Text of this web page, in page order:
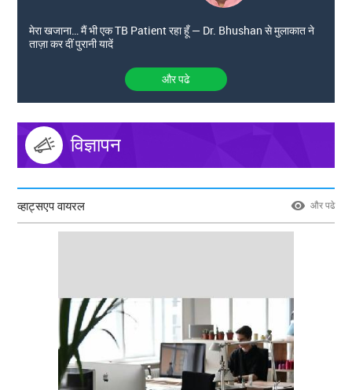
मेरा खजाना… मैं भी एक TB Patient रहा हूँ — Dr. Bhushan से मुलाकात ने
ताज़ा कर दीं पुरानी यादें
और पढे
विज्ञापन
व्हाट्सएप वायरल और पढे